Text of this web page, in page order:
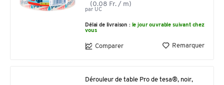
(0.08 Fr. / m)
par UC
Délai de livraison : le jour ouvrable suivant chez
vous
Comparer Remarquer
Dérouleur de table Pro de tesa®, noir,